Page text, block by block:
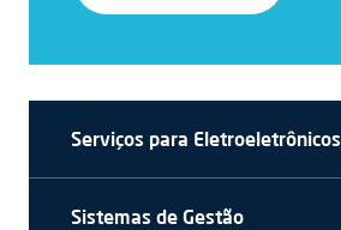
Serviços para Eletroeletrônicos
Sistemas de Gestão